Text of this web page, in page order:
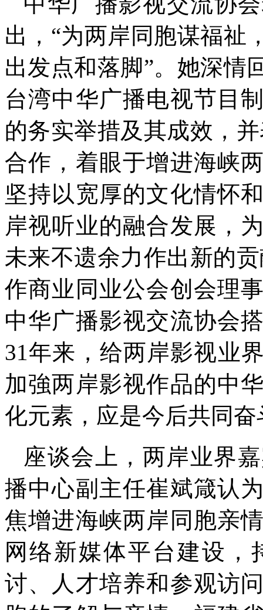
出，“为两岸同胞谋福祉
出发点和落脚”。她深情
台湾中华广播电视节目
的务实举措及其成效，
合作，着眼于增进海峡
坚持以宽厚的文化情怀
岸视听业的融合发展，
未来不遗余力作出新的
作商业同业公会创会理
中华广播影视交流协会
31年来，给两岸影视业
加強两岸影视作品的中
化元素，应是今后共同
座谈会上，两岸业界
播中心副主任崔斌箴认
焦增进海峡两岸同胞亲
网络新媒体平台建设
讨、人才培养和参观访